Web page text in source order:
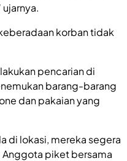
korban tidak
pencarian di
barang-barang
dan pakaian yang
di lokasi, mereka segera
piket bersama